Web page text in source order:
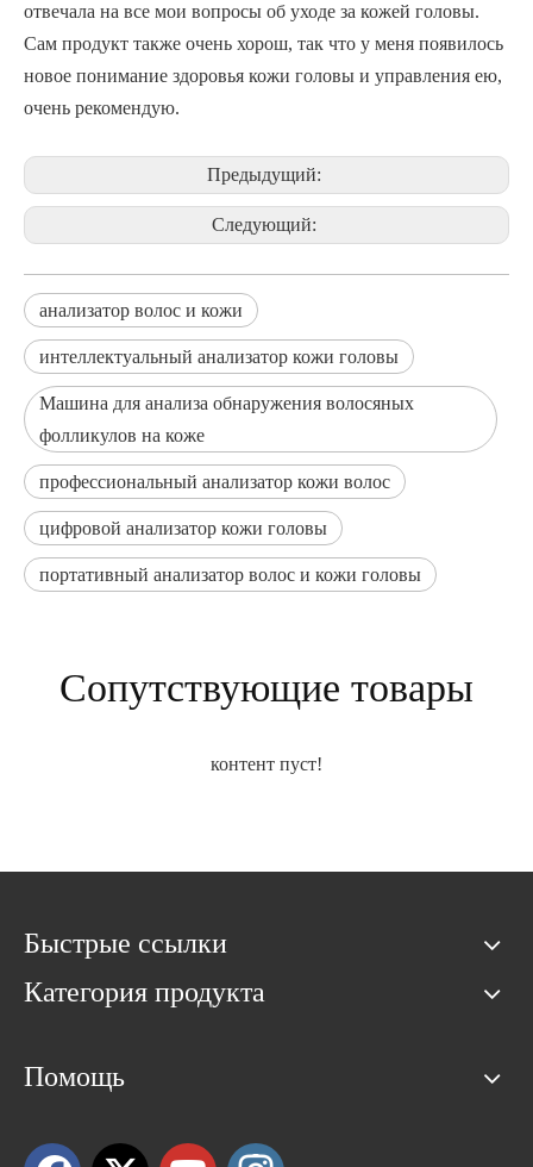
отвечала на все мои вопросы об уходе за кожей головы.
Сам продукт также очень хорош, так что у меня появилось
новое понимание здоровья кожи головы и управления ею,
очень рекомендую.
Предыдущий:
Следующий:
анализатор волос и кожи
интеллектуальный анализатор кожи головы
Машина для анализа обнаружения волосяных
фолликулов на коже
профессиональный анализатор кожи волос
цифровой анализатор кожи головы
портативный анализатор волос и кожи головы
Сопутствующие товары
контент пуст!
Быстрые ссылки
Категория продукта
Помощь